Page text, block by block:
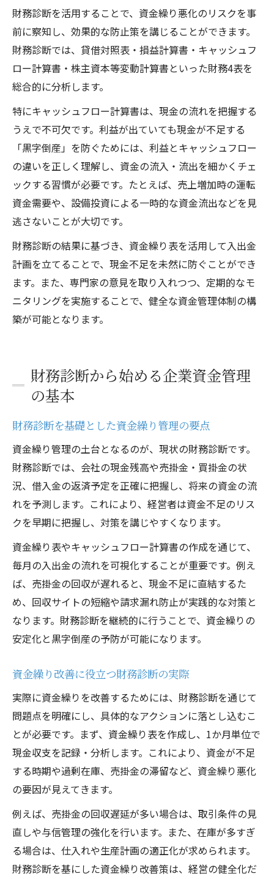
財務診断を活用することで、資金繰り悪化のリスクを事
前に察知し、効果的な防止策を講じることができます。
財務診断では、貸借対照表・損益計算書・キャッシュフ
ロー計算書・株主資本等変動計算書といった財務4表を
総合的に分析します。
特にキャッシュフロー計算書は、現金の流れを把握する
うえで不可欠です。利益が出ていても現金が不足する
「黒字倒産」を防ぐためには、利益とキャッシュフロー
の違いを正しく理解し、資金の流入・流出を細かくチェ
ックする習慣が必要です。たとえば、売上増加時の運転
資金需要や、設備投資による一時的な資金流出などを見
逃さないことが大切です。
財務診断の結果に基づき、資金繰り表を活用して入出金
計画を立てることで、現金不足を未然に防ぐことができ
ます。また、専門家の意見を取り入れつつ、定期的なモ
ニタリングを実施することで、健全な資金管理体制の構
築が可能となります。
財務診断から始める企業資金管理
の基本
財務診断を基礎とした資金繰り管理の要点
資金繰り管理の土台となるのが、現状の財務診断です。
財務診断では、会社の現金残高や売掛金・買掛金の状
況、借入金の返済予定を正確に把握し、将来の資金の流
れを予測します。これにより、経営者は資金不足のリス
クを早期に把握し、対策を講じやすくなります。
資金繰り表やキャッシュフロー計算書の作成を通じて、
毎月の入出金の流れを可視化することが重要です。例え
ば、売掛金の回収が遅れると、現金不足に直結するた
め、回収サイトの短縮や請求漏れ防止が実践的な対策と
なります。財務診断を継続的に行うことで、資金繰りの
安定化と黒字倒産の予防が可能になります。
資金繰り改善に役立つ財務診断の実際
実際に資金繰りを改善するためには、財務診断を通じて
問題点を明確にし、具体的なアクションに落とし込むこ
とが必要です。まず、資金繰り表を作成し、1か月単位で
現金収支を記録・分析します。これにより、資金が不足
する時期や過剰在庫、売掛金の滞留など、資金繰り悪化
の要因が見えてきます。
例えば、売掛金の回収遅延が多い場合は、取引条件の見
直しや与信管理の強化を行います。また、在庫が多すぎ
る場合は、仕入れや生産計画の適正化が求められます。
財務診断を基にした資金繰り改善策は、経営の健全化だ